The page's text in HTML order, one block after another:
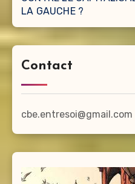
LA GAUCHE ?
Contact
cbe.entresoi@gmail.com